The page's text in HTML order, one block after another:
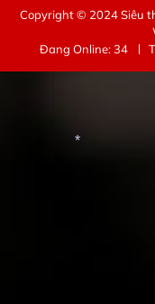
Copyright © 2024Siêu
Đang Online: 34